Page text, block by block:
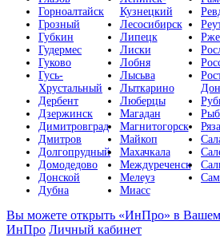
Горноалтайск
Грозный
Губкин
Гудермес
Гуково
Гусь-
Хрустальный
Дербент
Дзержинск
Димитровград
Дмитров
Долгопрудный
Домодедово
Донской
Дубна
Кузнецкий
Лесосибирск
Липецк
Лиски
Лобня
Лысьва
Лыткарино
Люберцы
Магадан
Магнитогорск
Майкоп
Махачкала
Междуреченск
Мелеуз
Миасс
Вы можете открыть «ИнПро» в Вашем
ИнПро Личный кабинет